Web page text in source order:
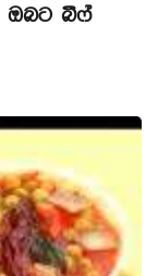
ඔබට බීෆ්